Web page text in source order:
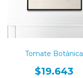
Tomate Botánica
$19.643